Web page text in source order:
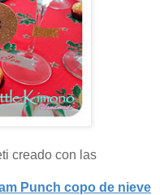
creado con las
Punch copo de nieve